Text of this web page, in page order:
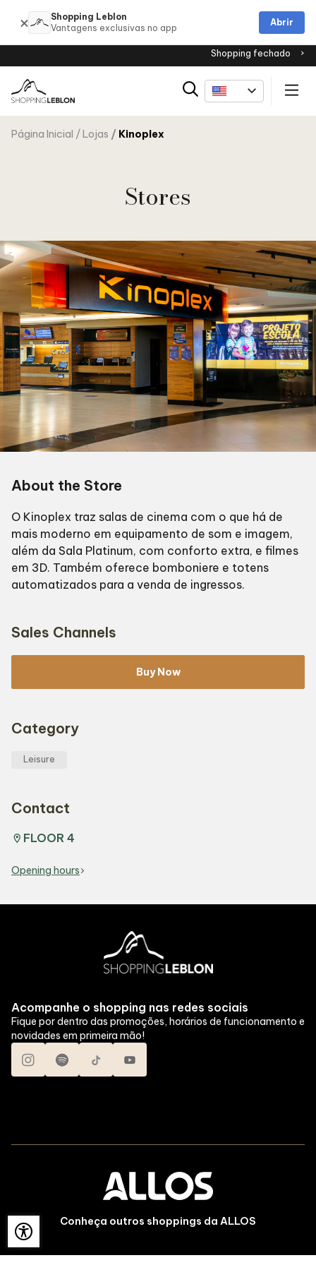
Shopping fechado
Página Inicial Lojas Kinoplex
Stores
About the Store
O Kinoplex traz salas de cinema com o que há de
mais moderno em equipamento de som e imagem,
além da Sala Platinum, com conforto extra, e filmes
em 3D. Também oferece bomboniere e totens
automatizados para a venda de ingressos.
Sales Channels
Buy Now
Category
Leisure
Contact
FLOOR 4
Opening hours
Acompanhe o shopping nas redes sociais
Fique por dentro das promoções, horários de funcionamento e
novidades em primeira mão!
Conheça outros shoppings da ALLOS
Shopping Leblon
Abrir